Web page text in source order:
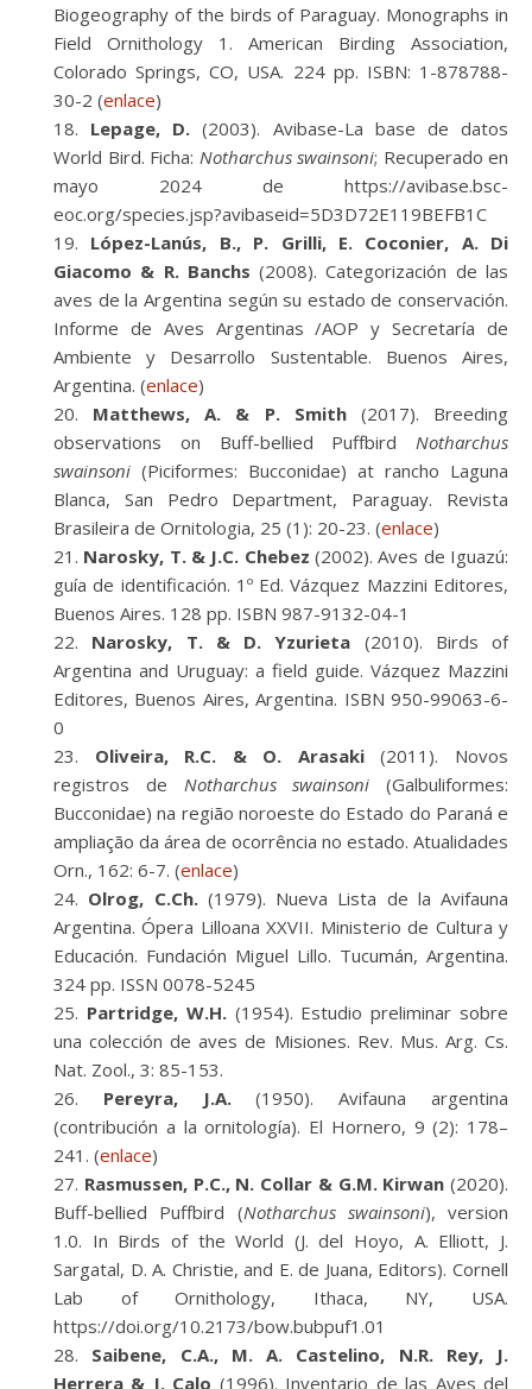
Biogeography of the birds of Paraguay. Monographs in
Field Ornithology 1. American Birding Association,
Colorado Springs, CO, USA. 224 pp. ISBN: 1-878788-
30-2 (enlace)
Lepage, D. (2003). Avibase-La base de datos
World Bird. Ficha: Notharchus swainsoni; Recuperado en
mayo 2024 de https://avibase.bsc-
eoc.org/species.jsp?avibaseid=5D3D72E119BEFB1C
López-Lanús, B., P. Grilli, E. Coconier, A. Di
Giacomo & R. Banchs (2008). Categorización de las
aves de la Argentina según su estado de conservación.
Informe de Aves Argentinas /AOP y Secretaría de
Ambiente y Desarrollo Sustentable. Buenos Aires,
Argentina. (enlace)
Matthews, A. & P. Smith(2017). Breeding
observations on Buff-bellied Puffbird Notharchus
swainsoni (Piciformes: Bucconidae) at rancho Laguna
Blanca, San Pedro Department, Paraguay. Revista
Brasileira de Ornitologia, 25 (1): 20-23. (enlace)
Narosky, T. & J.C. Chebez (2002). Aves de Iguazú:
guía de identificación. 1º Ed. Vázquez Mazzini Editores,
Buenos Aires. 128 pp. ISBN 987-9132-04-1
Narosky, T. & D. Yzurieta (2010). Birds of
Argentina and Uruguay: a field guide. Vázquez Mazzini
Editores, Buenos Aires, Argentina. ISBN 950-99063-6-
0
Oliveira, R.C. & O. Arasaki(2011). Novos
registros de Notharchus swainsoni (Galbuliformes:
Bucconidae) na região noroeste do Estado do Paraná e
ampliação da área de ocorrência no estado. Atualidades
Orn., 162: 6-7. (enlace)
Olrog, C.Ch.(1979). Nueva Lista de la Avifauna
Argentina. Ópera Lilloana XXVII. Ministerio de Cultura y
Educación. Fundación Miguel Lillo. Tucumán, Argentina.
324 pp. ISSN 0078-5245
Partridge, W.H.(1954). Estudio preliminar sobre
una colección de aves de Misiones. Rev. Mus. Arg. Cs.
Nat. Zool., 3: 85-153.
Pereyra, J.A.(1950). Avifauna argentina
(contribución a la ornitología). El Hornero, 9 (2): 178–
241. (enlace)
Rasmussen, P.C., N. Collar & G.M. Kirwan (2020).
Buff-bellied Puffbird (Notharchus swainsoni), version
1.0. In Birds of the World (J. del Hoyo, A. Elliott, J.
Sargatal, D. A. Christie, and E. de Juana, Editors). Cornell
Lab of Ornithology, Ithaca, NY, USA.
https://doi.org/10.2173/bow.bubpuf1.01
Saibene, C.A., M. A. Castelino, N.R. Rey, J.
Herrera & J. Calo (1996). Inventario de las Aves del